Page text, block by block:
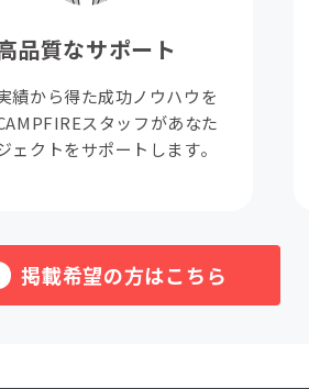
品質なサポート
績から得た成功ノウハウを
スタッフがあなた
ェクトをサポートします。
掲載希望の方はこちら